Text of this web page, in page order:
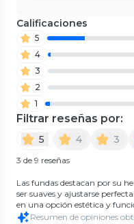
Calificaciones
5
4
3
2
1
Filtrar reseñas por:
5 4 3
3 de 9 reseñas
Las fundas destacan por su
ser suaves y ajustarse
en una opción estética y
Resumen de opiniones